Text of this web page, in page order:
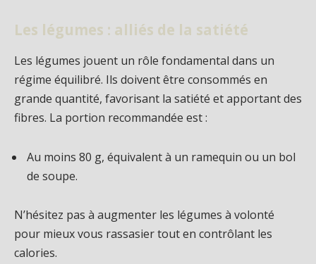
Les légumes : alliés de la satiété
Les légumes jouent un rôle fondamental dans un
régime équilibré. Ils doivent être consommés en
grande quantité, favorisant la satiété et apportant des
fibres. La portion recommandée est :
Au moins 80 g, équivalent à un ramequin ou un bol
de soupe.
N’hésitez pas à augmenter les légumes à volonté
pour mieux vous rassasier tout en contrôlant les
calories.